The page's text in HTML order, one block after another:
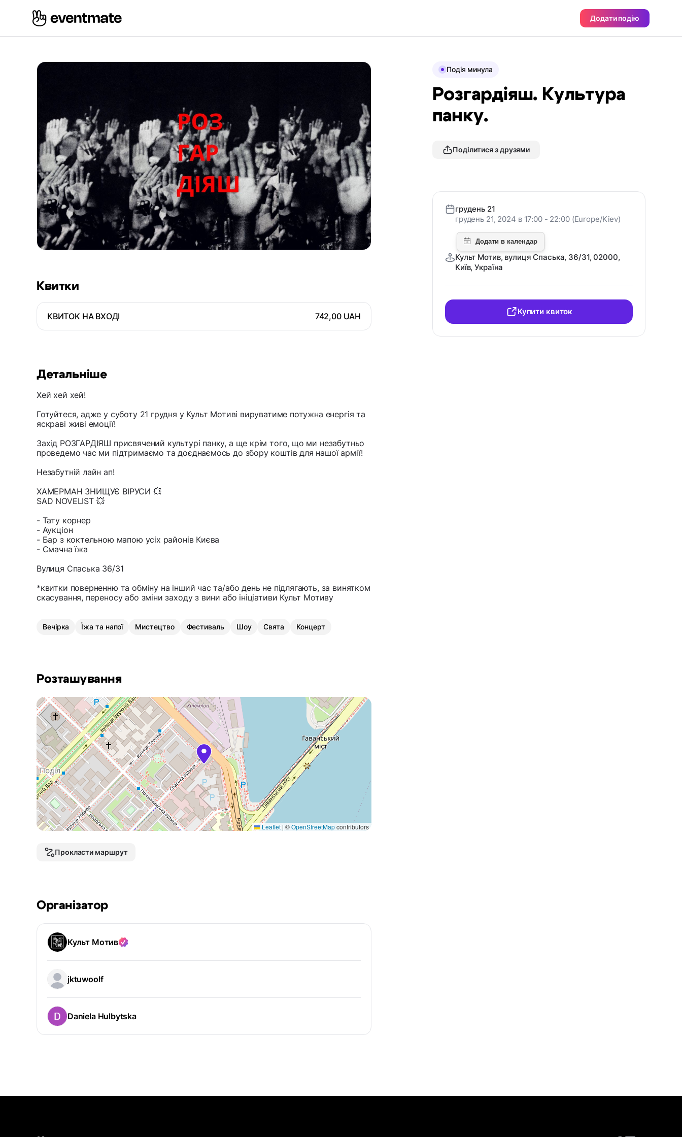
Додати подію
Квитки
КВИТОК НА ВХОДІ 742,00 UAH
Детальніше
Хей хей хей!
Готуйтеся, адже у суботу 21 грудня у Культ Мотиві вируватиме потужна енергія та
яскраві живі емоції!
Захід РОЗГАРДІЯШ присвячений культурі панку, а ще крім того, що ми незабутньо
проведемо час ми підтримаємо та доєднаємось до збору коштів для нашої армії!
Незабутній лайн ап!
ХАМЕРМАН ЗНИЩУЄ ВІРУСИ 💥
SAD NOVELIST 💥
- Тату корнер
- Аукціон
- Бар з коктельною мапою усіх районів Києва
- Смачна їжа
Вулиця Спаська 36/31
*квитки поверненню та обміну на інший час та/або день не підлягають, за винятком
скасування, переносу або зміни заходу з вини або ініціативи Культ Мотиву
Вечірка Їжа та напої Мистецтво Фестиваль Шоу Свята Концерт
Розташування
Leaflet | ©OpenStreetMapcontributors
Прокласти маршрут
Організатор
Культ Мотив
jktuwoolf
Daniela Hulbytska
Подія минула
Розгардіяш. Культура
панку.
Поділитися з друзями
грудень 21
грудень 21, 2024 в 17:00 - 22:00 (Europe/Kiev)
Культ Мотив, вулиця Спаська, 36/31, 02000,
Київ, Україна
Купити квиток